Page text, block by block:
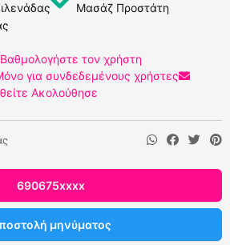
Μασάζ Προστάτη
Βαθμολογήστε τον χρήστη
για συνδεδεμένους χρήστες
Ακολούθησε
690675xxxx
μηνύματος